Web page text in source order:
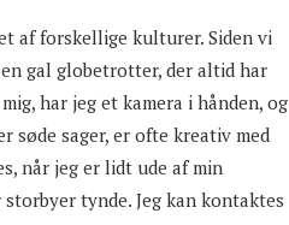
af forskellige kulturer. Siden vi
gal globetrotter, der altid har
har jeg et kamera i hånden, og
søde sager, er ofte kreativ med
når jeg er lidt ude af min
tynde. Jeg kan kontaktes